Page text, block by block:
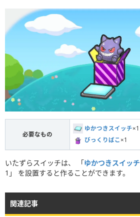
必要なもの
ゆかつきスイッチ×1
びっくりばこ ×1
いたずらスイッチは、 「ゆかつきスイッチ
1」 を設置すると作ることができます。
関連記事